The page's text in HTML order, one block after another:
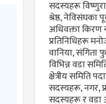
सदस्यहरू
श्रेष्ठ, नेविसंघका
अधिवक्ता किरण
प्रतिनिधिहरू
वानिया,
विभिन्न वडा
क्षेत्रीय समिति
सदस्यहरू, नगर,
सदस्यहरू र वडा